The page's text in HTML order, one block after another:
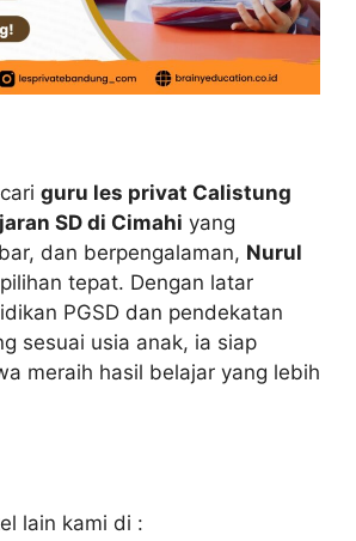
guru les privat Calistung
SD di Cimahi yang
dan berpengalaman, Nurul
tepat. Dengan latar
PGSD dan pendekatan
sesuai usia anak, ia siap
meraih hasil belajar yang lebih
lain kami di :